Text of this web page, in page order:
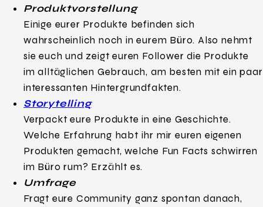
Produktvorstellung
Einige eurer Produkte befinden sich
wahrscheinlich noch in eurem Büro. Also nehmt
sie euch und zeigt euren Follower die Produkte
im alltäglichen Gebrauch, am besten mit ein paar
interessanten Hintergrundfakten.
Storytelling
Verpackt eure Produkte in eine Geschichte.
Welche Erfahrung habt ihr mir euren eigenen
Produkten gemacht, welche Fun Facts schwirren
im Büro rum? Erzählt es.
Umfrage
Fragt eure Community ganz spontan danach,